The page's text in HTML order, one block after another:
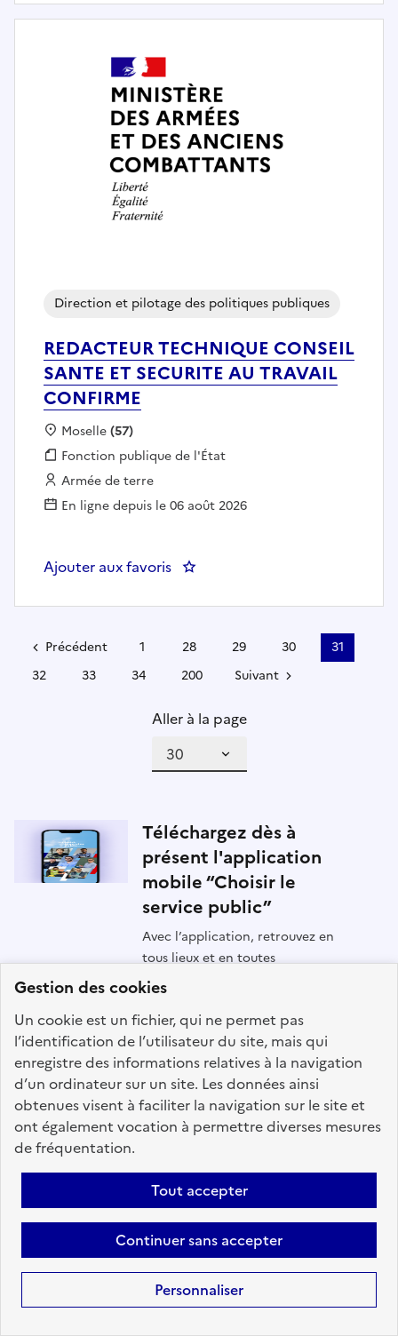
Gestion des cookies
Un cookie est un fichier, qui ne permet pas
l’identification de l’utilisateur du site, mais qui
enregistre des informations relatives à la navigation
d’un ordinateur sur un site. Les données ainsi
obtenues visent à faciliter la navigation sur le site et
ont également vocation à permettre diverses mesures
de fréquentation.
Tout accepter
Continuer sans accepter
Personnaliser
REDACTEUR TECHNIQUE CONSEIL
SANTE ET SECURITE AU TRAVAIL
CONFIRME
Direction et pilotage des politiques publiques
Localisation :
Moselle(57)
Fonction publique :
Fonction publique de l'État
Employeur :
Armée de terre
En ligne depuis le 06 août 2026
Ajouter aux favoris : REDACTEUR TECHNIQUE
Précédent 1 28 29 30
31
32
33 34 200 Suivant
Aller à la page
Téléchargez dès à
présent l'application
mobile “Choisir le
service public”
Avec l’application, retrouvez en
tous lieux et en toutes
circonstances les offres d'emploi
trois versants de la fonction
publique.
Suivez-nous
sur les réseaux sociaux
X (anciennement Twitter)
instagramlinkedinyoutube